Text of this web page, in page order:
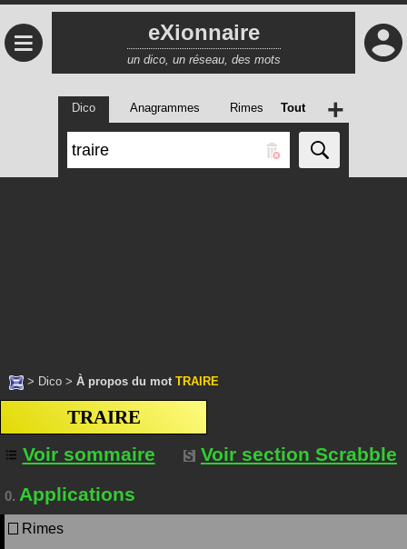
≡ eXionnaire
un dico, un réseau, des mots
Dico Anagrammes Rimes Tout +
> Dico > À propos du mot TRAIRE
TRAIRE
Voir sommaire
Voir section Scrabble
0. Applications
Rimes